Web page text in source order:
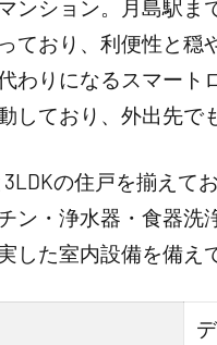
ンション。月島駅
ており、利便性と穏
わりになるスマート
しており、外出先で
の住戸を揃えて
ン・浄水器・食器
した室内設備を備え